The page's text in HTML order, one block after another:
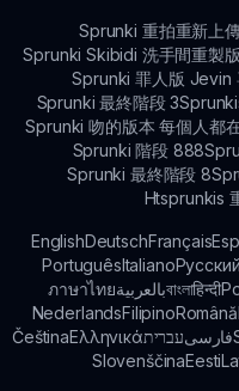
Sprunki 重拍重新上
Sprunki Skibidi 洗手間重製版
Sprunki 罪人版 Jevin
Sprunki 最終階段 3
Sprunki 吻的版本 每個人都
Sprunki 階段 888
Sprunki 最終階段 8
Htsprunkis
EnglishDeutschFrançais
PortuguêsItaliano
ภาษาไทยبالعربيةবাংলাहिन्दी
NederlandsFilipinoRomână
ČeštinaΕλληνικάעבריתفارسی
SlovenščinaEesti